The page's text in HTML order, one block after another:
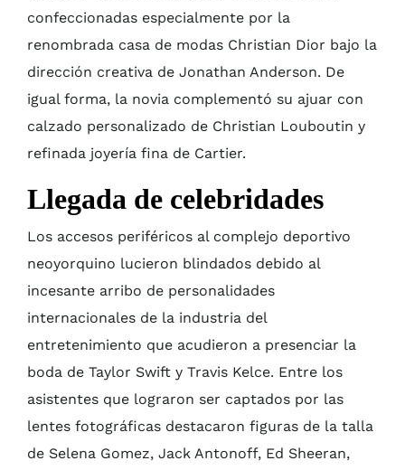
confeccionadas especialmente por la
renombrada casa de modas Christian Dior bajo la
dirección creativa de Jonathan Anderson. De
igual forma, la novia complementó su ajuar con
calzado personalizado de Christian Louboutin y
refinada joyería fina de Cartier.
Llegada de celebridades
Los accesos periféricos al complejo deportivo
neoyorquino lucieron blindados debido al
incesante arribo de personalidades
internacionales de la industria del
entretenimiento que acudieron a presenciar la
boda de Taylor Swift y Travis Kelce. Entre los
asistentes que lograron ser captados por las
lentes fotográficas destacaron figuras de la talla
de Selena Gomez, Jack Antonoff, Ed Sheeran,